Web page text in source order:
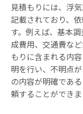
見積もりには、浮
記載されており、
す。例えば、基本
成費用、交通費な
もりに含まれる内
明を行い、不明点
の内容が明確であ
頼することができま